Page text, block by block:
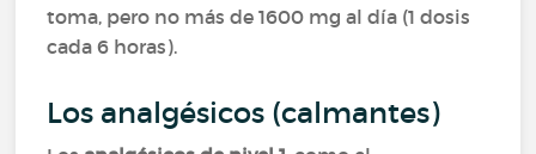
toma, pero no más de 1600 mg al día (1 dosis
cada 6 horas).
Los analgésicos (calmantes)